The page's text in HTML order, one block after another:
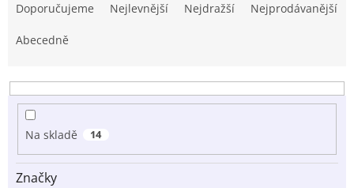
í
p
u
Doporučujeme Nejlevnější Nejdražší Nejprodávanější
Abecedně
Na skladě 14
Značky